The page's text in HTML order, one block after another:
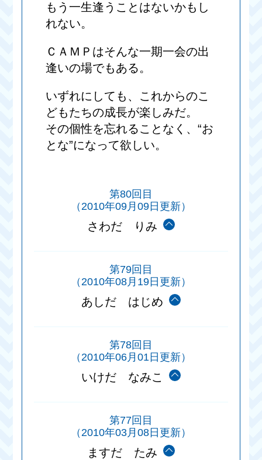
もう一生逢うことはないかもし
れない。
ＣＡＭＰはそんな一期一会の出
逢いの場でもある。
いずれにしても、これからのこ
どもたちの成長が楽しみだ。
その個性を忘れることなく、“お
とな”になって欲しい。
第80回目
（2010年09月09日更新）
さわだ りみ
第79回目
（2010年08月19日更新）
あしだ はじめ
第78回目
（2010年06月01日更新）
いけだ なみこ
第77回目
（2010年03月08日更新）
ますだ たみ